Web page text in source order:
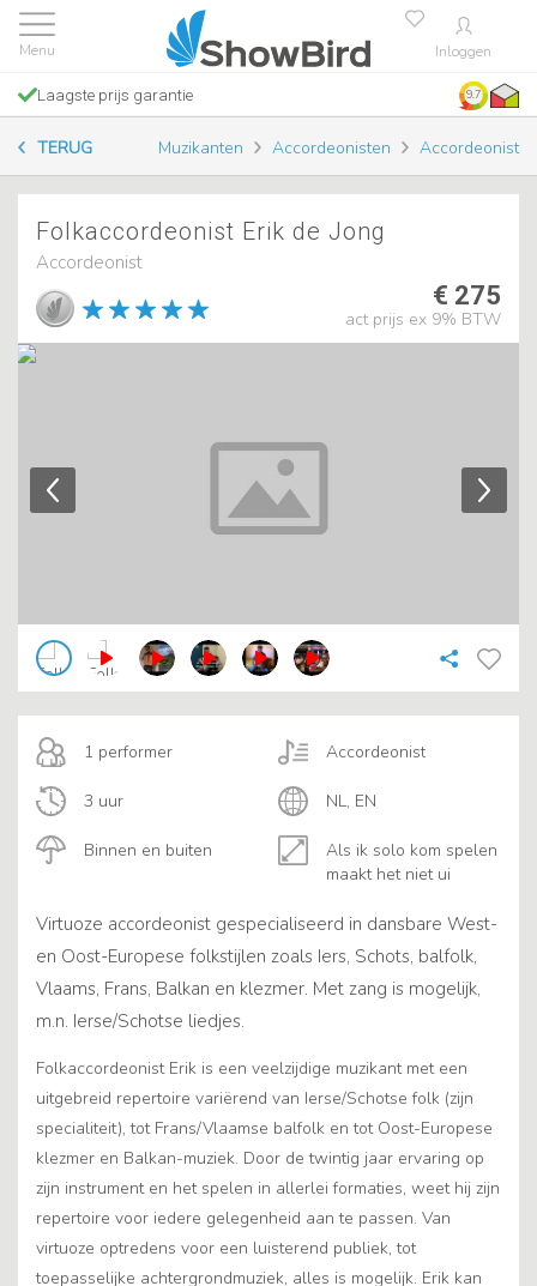
Inloggen
Laagste prijs garantie 9.7
TERUG Muzikanten Accordeonisten Accordeonist
Folkaccordeonist Erik de Jong
Accordeonist
€ 275
act prijs ex 9% BTW
1 performer
Binnen en buiten
Accordeonist
3 uur
Als ik solo kom spelen
maakt het niet ui
NL, EN
Virtuoze accordeonist gespecialiseerd in dansbare West-
en Oost-Europese folkstijlen zoals Iers, Schots, balfolk,
Vlaams, Frans, Balkan en klezmer. Met zang is mogelijk,
m.n. Ierse/Schotse liedjes.
Folkaccordeonist Erik is een veelzijdige muzikant met een
uitgebreid repertoire variërend van Ierse/Schotse folk (zijn
specialiteit), tot Frans/Vlaamse balfolk en tot Oost-Europese
klezmer en Balkan-muziek. Door de twintig jaar ervaring op
zijn instrument en het spelen in allerlei formaties, weet hij zijn
repertoire voor iedere gelegenheid aan te passen. Van
virtuoze optredens voor een luisterend publiek, tot
toepasselijke achtergrondmuziek, alles is mogelijk. Erik kan